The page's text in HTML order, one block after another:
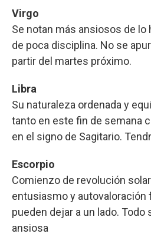
Virgo
Se notan más ansiosos de lo
de poca disciplina. No se
partir del martes próximo.
Libra
Su naturaleza ordenada y
tanto en este fin de semana
en el signo de Sagitario.
Escorpio
Comienzo de revolución
entusiasmo y autovaloración
pueden dejar a un lado. Todo
ansiosa